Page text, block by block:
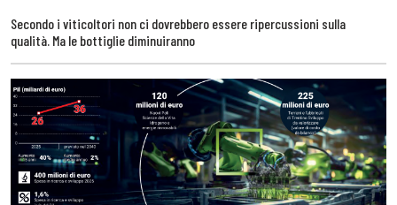
Secondo i viticoltori non ci dovrebbero essere ripercussioni sulla
qualità. Ma le bottiglie diminuiranno